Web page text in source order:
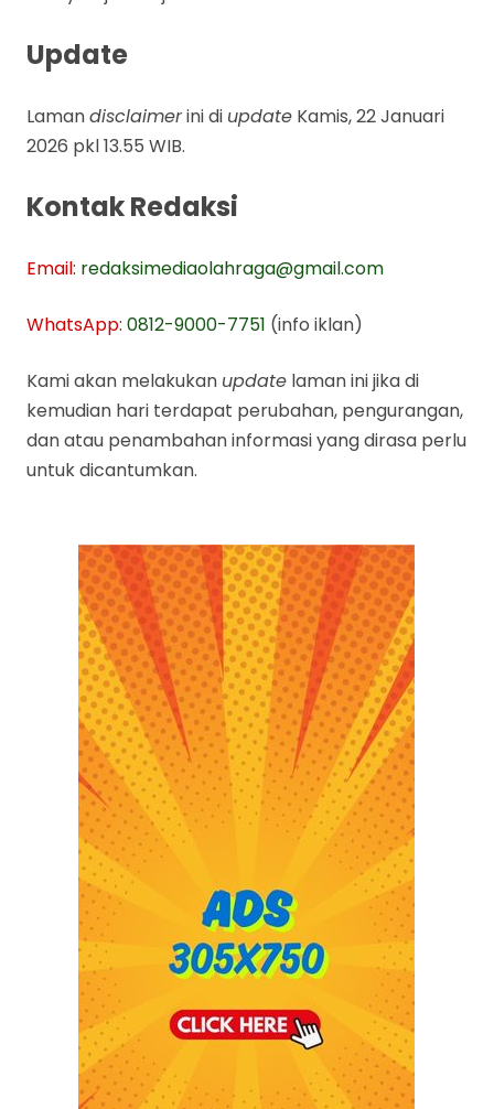
Update
Lamandisclaimerini di updateKamis, 22 Januari
2026 pkl 13.55 WIB.
Kontak Redaksi
Email: redaksimediaolahraga@gmail.com
WhatsApp: 0812-9000-7751 (info iklan)
Kami akan melakukan updatelaman ini jika di
kemudian hari terdapat perubahan, pengurangan,
dan atau penambahan informasi yang dirasa perlu
untuk dicantumkan.